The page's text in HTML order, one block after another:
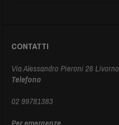
CONTATTI
Via Alessandro Pieroni 26 Livorno
Telefono
02 99781383